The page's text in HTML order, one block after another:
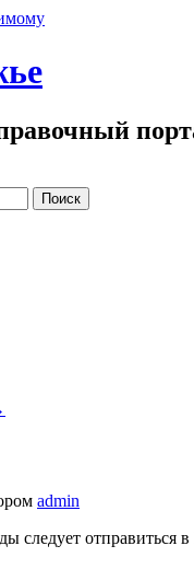
admin
следует отправиться